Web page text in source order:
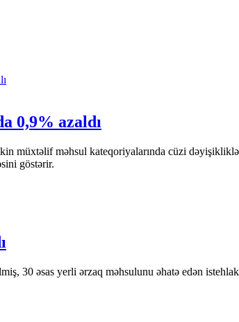
0,9% azaldı
müxtəlif məhsul kateqoriyalarında cüzi
göstərir.
30 əsas yerli ərzaq məhsulunu əhatə edən